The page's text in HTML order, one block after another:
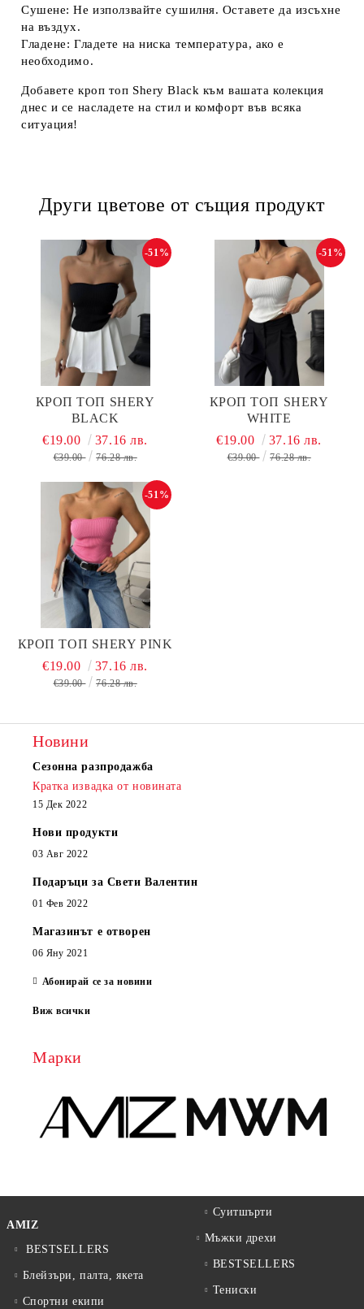
Сушене: Не използвайте сушилня. Оставете да изсъхне
на въздух.
Гладене: Гладете на ниска температура, ако е
необходимо.
Добавете кроп топ Shery Black към вашата колекция
днес и се насладете на стил и комфорт във всяка
ситуация!
Други цветове от същия продукт
КРОП ТОП SHERY
BLACK
-51%
€19.00 37.16 лв.
€39.00 76.28 лв.
КРОП ТОП SHERY
WHITE
-51%
€19.00 37.16 лв.
€39.00 76.28 лв.
КРОП ТОП SHERY PINK
-51%
€19.00 37.16 лв.
€39.00 76.28 лв.
Новини
Сезонна разпродажба
Кратка извадка от новината
15 Дек 2022
Нови продукти
03 Авг 2022
Подаръци за Свети Валентин
01 Фев 2022
Магазинът е отворен
06 Яну 2021
Абонирай се за новини
Виж всички
Марки
AMIZ
BESTSELLERS
Блейзъри, палта, якета
Спортни екипи
Суитшърти
Мъжки дрехи
BESTSELLERS
Тениски